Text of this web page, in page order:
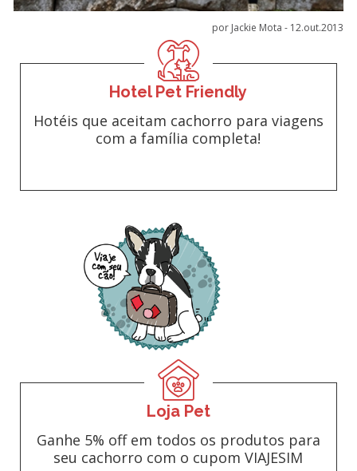
por Jackie Mota - 12.out.2013
Hotel Pet Friendly
Hotéis que aceitam cachorro para viagens
com a família completa!
Loja Pet
Ganhe 5% off em todos os produtos para
seu cachorro com o cupom VIAJESIM